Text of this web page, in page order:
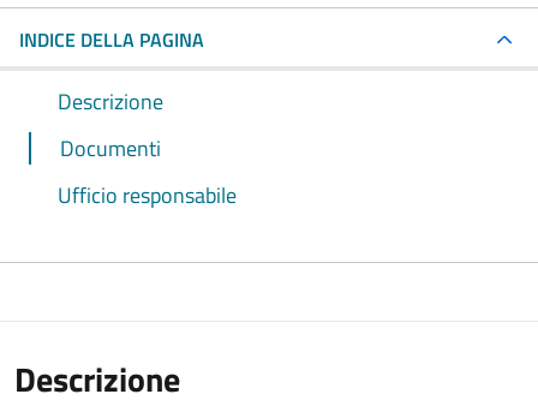
INDICE DELLA PAGINA
Descrizione
Documenti
Ufficio responsabile
Descrizione